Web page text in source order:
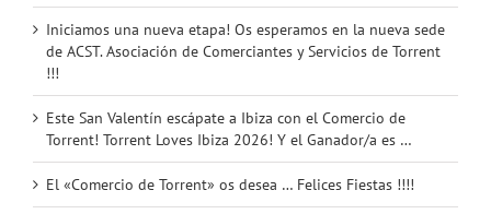
Iniciamos una nueva etapa! Os esperamos en la nueva sede
de ACST. Asociación de Comerciantes y Servicios de Torrent
!!!
Este San Valentín escápate a Ibiza con el Comercio de
Torrent! Torrent Loves Ibiza 2026! Y el Ganador/a es …
El «Comercio de Torrent» os desea … Felices Fiestas !!!!